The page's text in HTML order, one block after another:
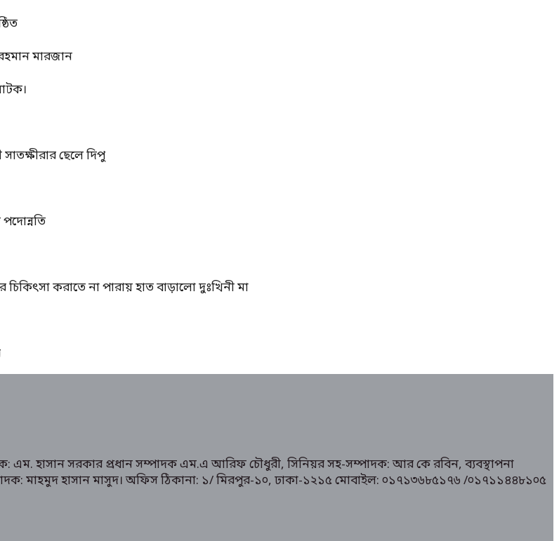
মারজান
ছেলে দিপু
করাতে না পারায় হাত বাড়ালো দুঃখিনী মা
এম. হাসান সরকার প্রধান সম্পাদক এম.এ আরিফ চৌধুরী, সিনিয়র সহ-সম্পাদক: আর কে রবিন, ব্যবস্থাপনা
মাহমুদ হাসান মাসুদ। অফিস ঠিকানা: ১/ মিরপুর-১০, ঢাকা-১২১৫ মোবাইল: ০১৭১৩৬৮৫১৭৬ /০১৭১১৪৪৮১০৫